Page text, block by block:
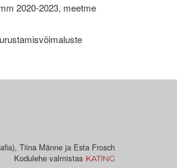
2020-2023, meetme
Tiina Männe ja Esta Frosch
Kodulehe valmistas KATING